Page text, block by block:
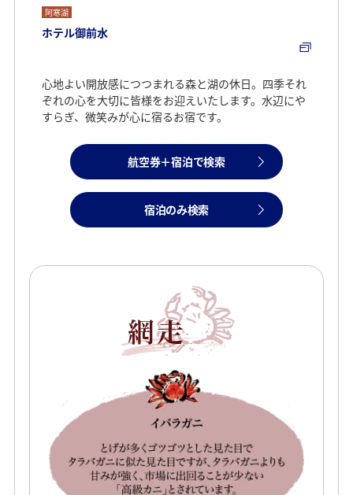
阿寒湖
ホテル御前水
心地よい開放感につつまれる森と湖の休日。四季それ
ぞれの心を大切に皆様をお迎えいたします。水辺にや
すらぎ、微笑みが心に宿るお宿です。
航空券＋宿泊で検索
宿泊のみ検索